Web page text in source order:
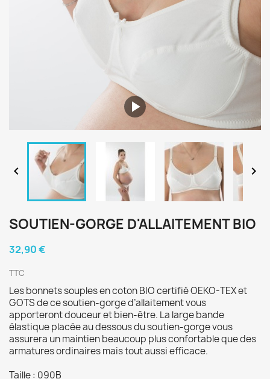
 
SOUTIEN-GORGE D'ALLAITEMENT BIO
32,90 €
TTC
Les bonnets souples en coton BIO certifié OEKO-TEX et
GOTS de ce soutien-gorge d’allaitement vous
apporteront douceur et bien-être. La large bande
élastique placée au dessous du soutien-gorge vous
assurera un maintien beaucoup plus confortable que des
armatures ordinaires mais tout aussi efficace.
Taille : 090B